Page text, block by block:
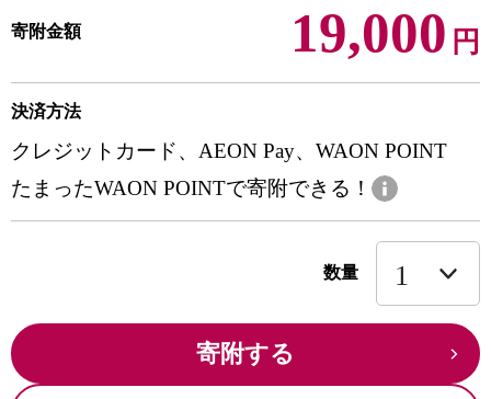
寄附金額 19,000 円
決済方法
クレジットカード、AEON Pay、WAON POINT
たまったWAON POINTで寄附できる！
数量
寄附する